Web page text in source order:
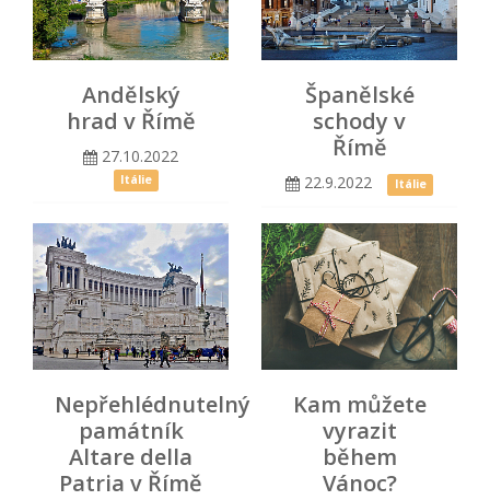
Andělský
hrad v Římě
27.10.2022
Itálie
Španělské
schody v
Římě
22.9.2022 Itálie
Nepřehlédnutelný
památník
Altare della
Patria v Římě
Kam můžete
vyrazit
během
Vánoc?